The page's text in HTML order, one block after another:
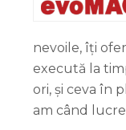
nevoile, îți
execută la
ori, și ceva în
am când